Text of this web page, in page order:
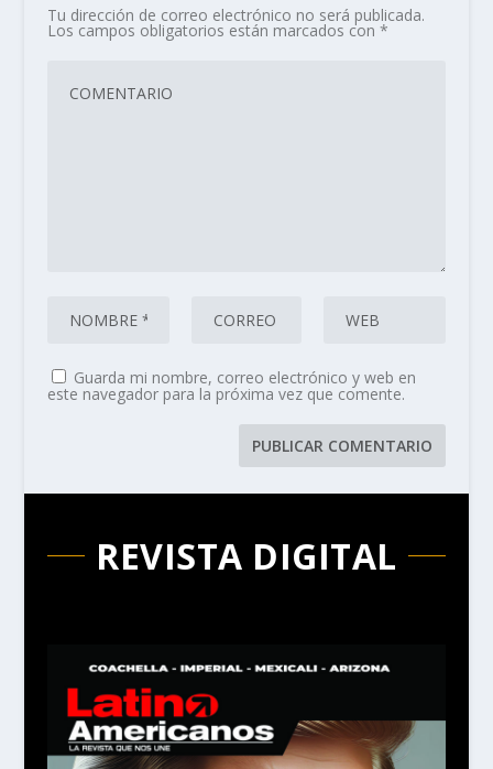
Tu dirección de correo electrónico no será publicada.
Los campos obligatorios están marcados con *
Guarda mi nombre, correo electrónico y web en
este navegador para la próxima vez que comente.
REVISTA DIGITAL